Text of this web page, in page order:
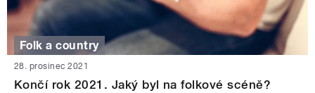
Folk a country
28. prosinec 2021
Končí rok 2021. Jaký byl na folkové scéně?